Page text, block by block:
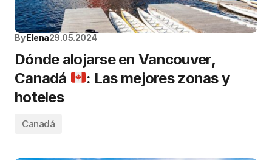
ByElena29.05.2024
Dónde alojarse en Vancouver,
Canadá
: Las mejores zonas y
hoteles
Canadá